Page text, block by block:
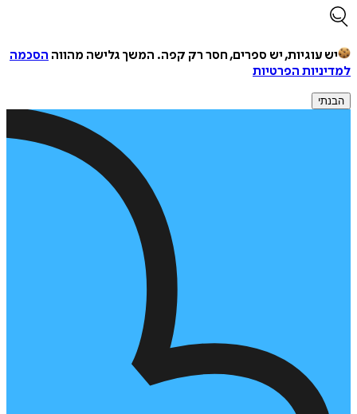
יש עוגיות, יש ספרים, חסר רק קפה. המשך גלישה מהווה הסכמה
למדיניות הפרטיות
הבנתי